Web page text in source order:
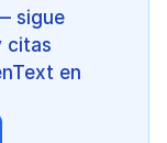
sigue
citas
en